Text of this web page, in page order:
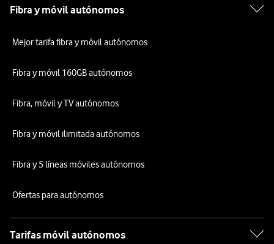
Fibra y móvil autónomos
Mejor tarifa fibra y móvil autónomos
Fibra y móvil 160GB autónomos
Fibra, móvil y TV autónomos
Fibra y móvil ilimitada autónomos
Fibra y 5 líneas móviles autónomos
Ofertas para autónomos
Tarifas móvil autónomos